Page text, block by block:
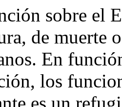
sobre el
de muerte
En
los
es un